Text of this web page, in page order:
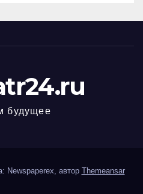
будущее
Newspaperex, автор Themeansar